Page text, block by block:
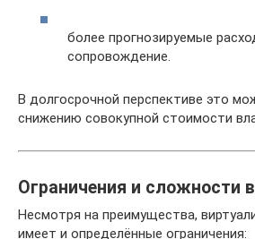
более прогнозируемые
сопровождение.
В долгосрочной перспективе это
снижению совокупной стоимости
Ограничения и сложности
Несмотря на преимущества,
имеет и определённые ограничения: